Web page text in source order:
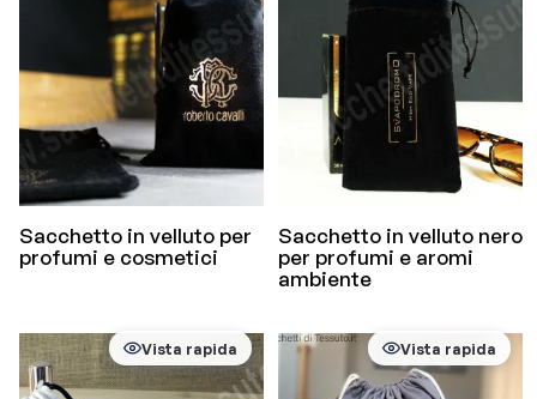
Sacchetto in velluto per
profumi e cosmetici
Sacchetto in velluto nero
per profumi e aromi
ambiente
Vista rapida Vista rapida